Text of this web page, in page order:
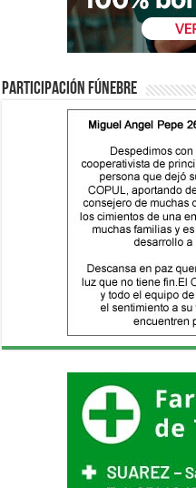
Participación fúnebre